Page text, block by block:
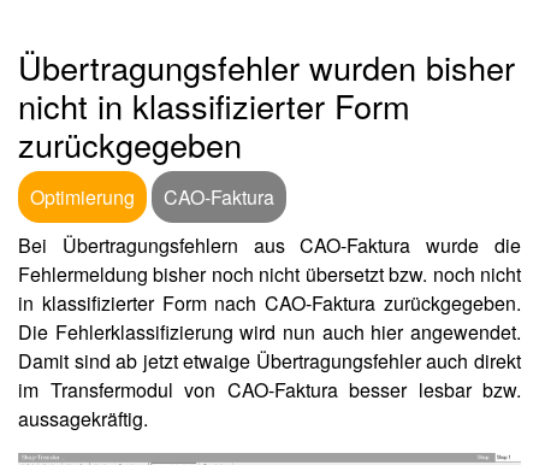
Übertragungsfehler wurden bisher
nicht in klassifizierter Form
zurückgegeben
Optimierung
CAO-Faktura
Bei Übertragungsfehlern aus CAO-Faktura wurde die
Fehlermeldung bisher noch nicht übersetzt bzw. noch nicht
in klassifizierter Form nach CAO-Faktura zurückgegeben.
Die Fehlerklassifizierung wird nun auch hier angewendet.
Damit sind ab jetzt etwaige Übertragungsfehler auch direkt
im Transfermodul von CAO-Faktura besser lesbar bzw.
aussagekräftig.